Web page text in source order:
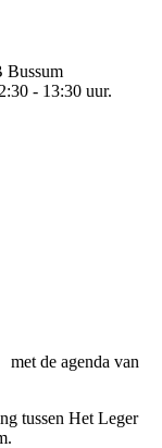
Bussum
- 13:30 uur.
met de agenda van
tussen Het Leger